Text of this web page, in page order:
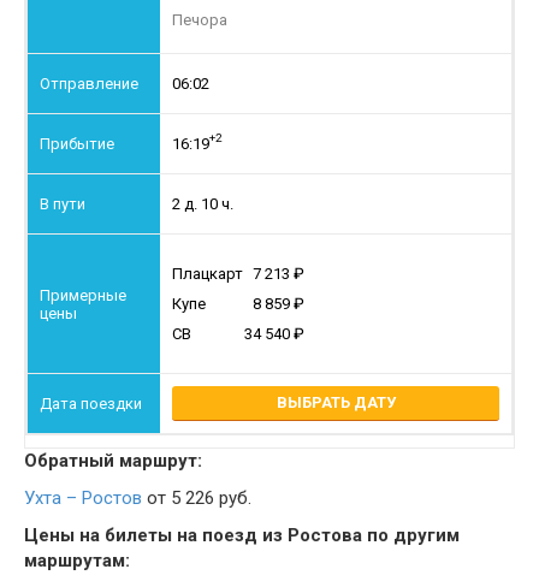
Печора
06:02
16:19+2
2 д. 10 ч.
Плацкарт 7 213
Купе
8 859
СВ
34 540
ВЫБРАТЬ ДАТУ
Обратный маршрут:
Ухта – Ростов от 5 226 руб.
Цены на билеты на поезд из Ростова по другим
маршрутам: